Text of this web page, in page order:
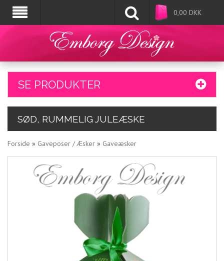
0,00 DKK
SE PRODUKTER
SØD, RUMMELIG JULEÆSKE
Forside » Gaveposer / Æsker » Gaveæsker